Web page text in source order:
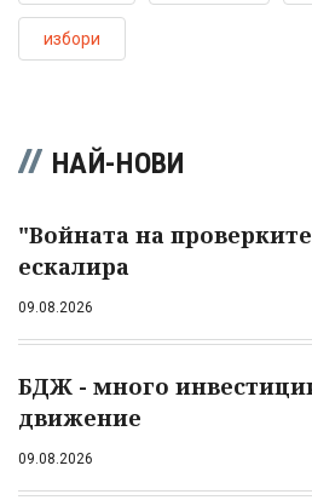
избори
НАЙ-НОВИ
"Войната на
ескалира
09.08.2026
БДЖ - много
движение
09.08.2026